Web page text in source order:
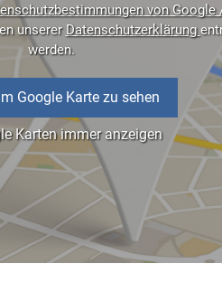
von Google
unserer Datenschutzerklärung
werden.
Google Karte zu sehen
Karten immer anzeigen